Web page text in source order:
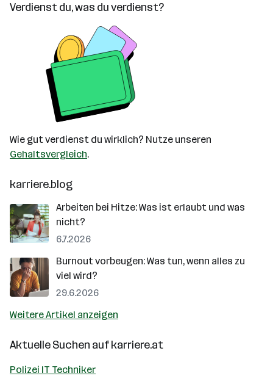
Verdienst du, was du verdienst?
Wie gut verdienst du wirklich? Nutze unseren
Gehaltsvergleich.
karriere.blog
Arbeiten bei Hitze: Was ist erlaubt und was
nicht?
6.7.2026
Burnout vorbeugen: Was tun, wenn alles zu
viel wird?
29.6.2026
Weitere Artikel anzeigen
Aktuelle Suchen aufkarriere.at
Polizei IT Techniker